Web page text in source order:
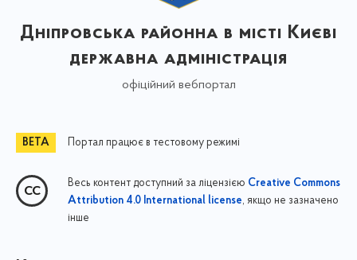
Дніпровська районна в місті Києві
державна адміністрація
офіційний вебпортал
Портал працює в тестовому режимі
Весь контент доступний за ліцензією Creative Commons
Attribution 4.0 International license, якщо не зазначено
інше